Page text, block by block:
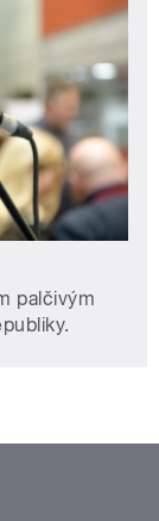
palčivým